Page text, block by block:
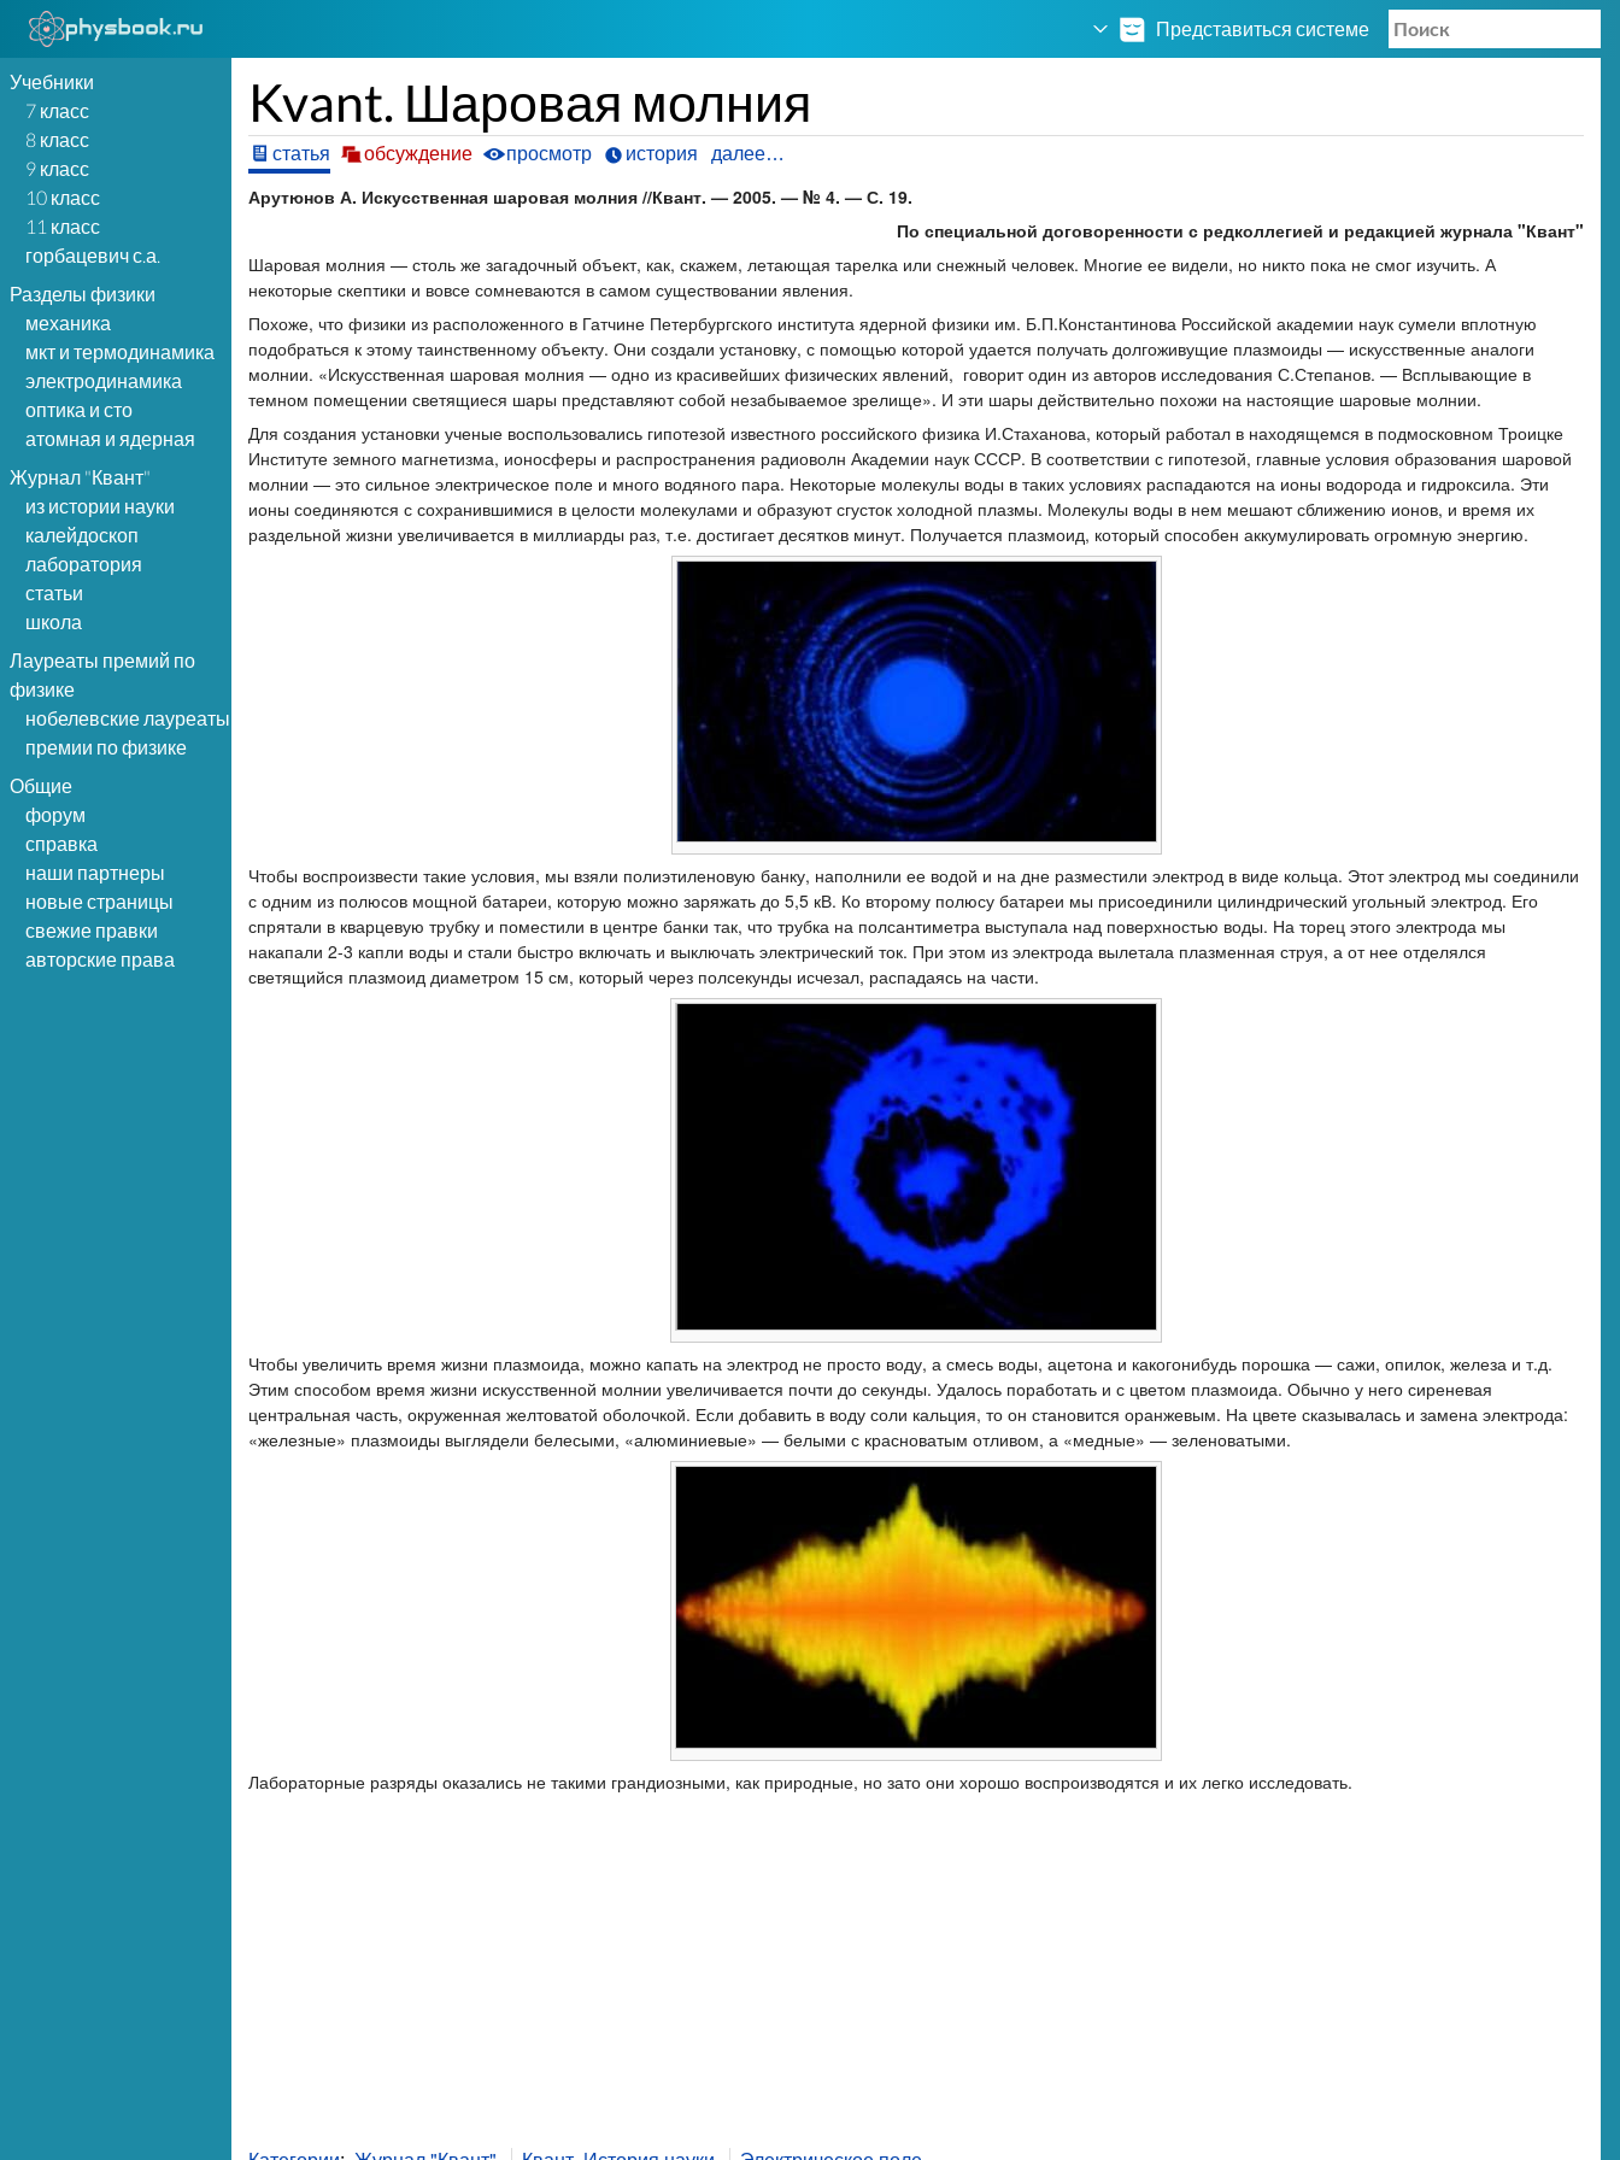
Представиться системе
Учебники
7 класс
8 класс
9 класс
10 класс
11 класс
горбацевич с.а.
Разделы физики
механика
мкт и термодинамика
электродинамика
оптика и сто
атомная и ядерная
Журнал "Квант"
из истории науки
калейдоскоп
лаборатория
статьи
школа
Лауреаты премий по
физике
нобелевские лауреаты
премии по физике
Общие
форум
справка
наши партнеры
новые страницы
свежие правки
авторские права
Kvant. Шаровая молния
статья обсуждение просмотр история далее…
Арутюнов А. Искусственная шаровая молния //Квант. — 2005. — № 4. — С. 19.
По специальной договоренности с редколлегией и редакцией журнала "Квант"
Шаровая молния —­ столь же загадочный объект, как, скажем, летающая тарелка или снежный человек. Многие ее видели, но никто пока не смог изучить. А
некоторые скептики и вовсе сомневаются в самом существовании явления.
Похоже, что физики из расположенного в Гатчине Петербургского института ядерной физики им. Б.П.Константинова Российской академии наук сумели вплотную
подобраться к этому таинственному объекту. Они создали установку, с помощью которой удается получать долгоживущие плазмоиды —­ искусственные аналоги
молнии. «Искусственная шаровая молния —­ одно из красивейших физических явлений, ­ говорит один из авторов исследования С.Степанов. —­ Всплывающие в
темном помещении светящиеся шары представляют собой незабываемое зрелище». И эти шары действительно похожи на настоящие шаровые молнии.
Для создания установки ученые воспользовались гипотезой известного российского физика И.Стаханова, который работал в находящемся в подмосковном Троицке
Институте земного магнетизма, ионосферы и распространения радиоволн Академии наук СССР. В соответствии с гипотезой, главные условия образования шаровой
молнии —­ это сильное электрическое поле и много водяного пара. Некоторые молекулы воды в таких условиях распадаются на ионы водорода и гидроксила. Эти
ионы соединяются с сохранившимися в целости молекулами и образуют сгусток холодной плазмы. Молекулы воды в нем мешают сближению ионов, и время их
раздельной жизни увеличивается в миллиарды раз, т.е. достигает десятков минут. Получается плазмоид, который способен аккумулировать огромную энергию.
Чтобы воспроизвести такие условия, мы взяли полиэтиленовую банку, наполнили ее водой и на дне разместили электрод в виде кольца. Этот электрод мы соединили
с одним из полюсов мощной батареи, которую можно заряжать до 5,5 кВ. Ко второму полюсу батареи мы присоединили цилиндрический угольный электрод. Его
спрятали в кварцевую трубку и поместили в центре банки так, что трубка на полсантиметра выступала над поверхностью воды. На торец этого электрода мы
накапали 2-­3 капли воды и стали быстро включать и выключать электрический ток. При этом из электрода вылетала плазменная струя, а от нее отделялся
светящийся плазмоид диаметром 15 см, который через полсекунды исчезал, распадаясь на части.
Чтобы увеличить время жизни плазмоида, можно капать на электрод не просто воду, а смесь воды, ацетона и какогонибудь порошка —­ сажи, опилок, железа и т.д.
Этим способом время жизни искусственной молнии увеличивается почти до секунды. Удалось поработать и с цветом плазмоида. Обычно у него сиреневая
центральная часть, окруженная желтоватой оболочкой. Если добавить в воду соли кальция, то он становится оранжевым. На цвете сказывалась и замена электрода:
«железные» плазмоиды выглядели белесыми, «алюминиевые» —­ белыми с красноватым отливом, а «медные» ­— зеленоватыми.
Лабораторные разряды оказались не такими грандиозными, как природные, но зато они хорошо воспроизводятся и их легко исследовать.